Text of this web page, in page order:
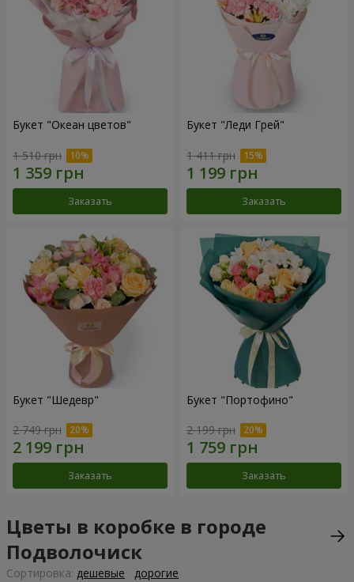
Букет "Океан цветов"
1 510 грн
Заказать
Букет "Леди Грей"
1 411 грн
Заказать
Букет "Шедевр"
2 749 грн
Заказать
Букет "Портофино"
2 199 грн
Заказать
Цветы в коробке в городе
Подволочиск
Cортировка: дешевые дорогие